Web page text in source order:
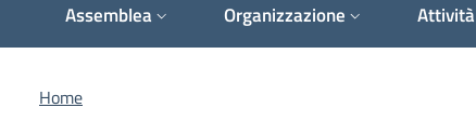
Assemblea Organizzazione Attività
Briciole di pane
Home